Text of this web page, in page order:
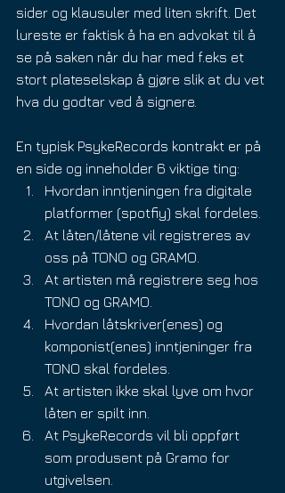
sider og klausuler med liten skrift. Det
lureste er faktisk å ha en advokat til å
se på saken når du har med f.eks et
stort plateselskap å gjøre slik at du vet
hva du godtar ved å signere.
En typisk PsykeRecords kontrakt er på
en side og inneholder 6 viktige ting:
Hvordan inntjeningen fra digitale
platformer (spotfiy) skal fordeles.
At låten/låtene vil registreres av
oss på TONO og GRAMO.
At artisten må registrere seg hos
TONO og GRAMO.
Hvordan låtskriver(enes) og
komponist(enes) inntjeninger fra
TONO skal fordeles.
At artisten ikke skal lyve om hvor
låten er spilt inn.
At PsykeRecords vil bli oppført
som produsent på Gramo for
utgivelsen.